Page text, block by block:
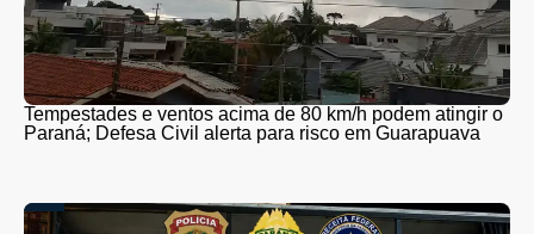
Tempestades e ventos acima de 80 km/h podem atingir o
Paraná; Defesa Civil alerta para risco em Guarapuava